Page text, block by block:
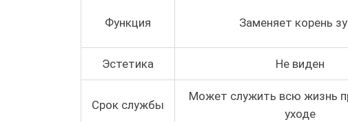
Функция Заменяет корень
Эстетика Не виден
Срок службы
Может служить всю жизнь
уходе